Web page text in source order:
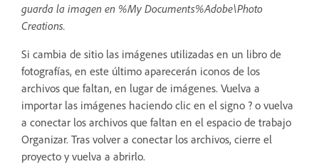
guarda la imagen en %My Documents%Adobe\Photo
Creations.
Si cambia de sitio las imágenes utilizadas en un libro de
fotografías, en este último aparecerán iconos de los
archivos que faltan, en lugar de imágenes. Vuelva a
importar las imágenes haciendo clic en el signo ? o vuelva
a conectar los archivos que faltan en el espacio de trabajo
Organizar. Tras volver a conectar los archivos, cierre el
proyecto y vuelva a abrirlo.